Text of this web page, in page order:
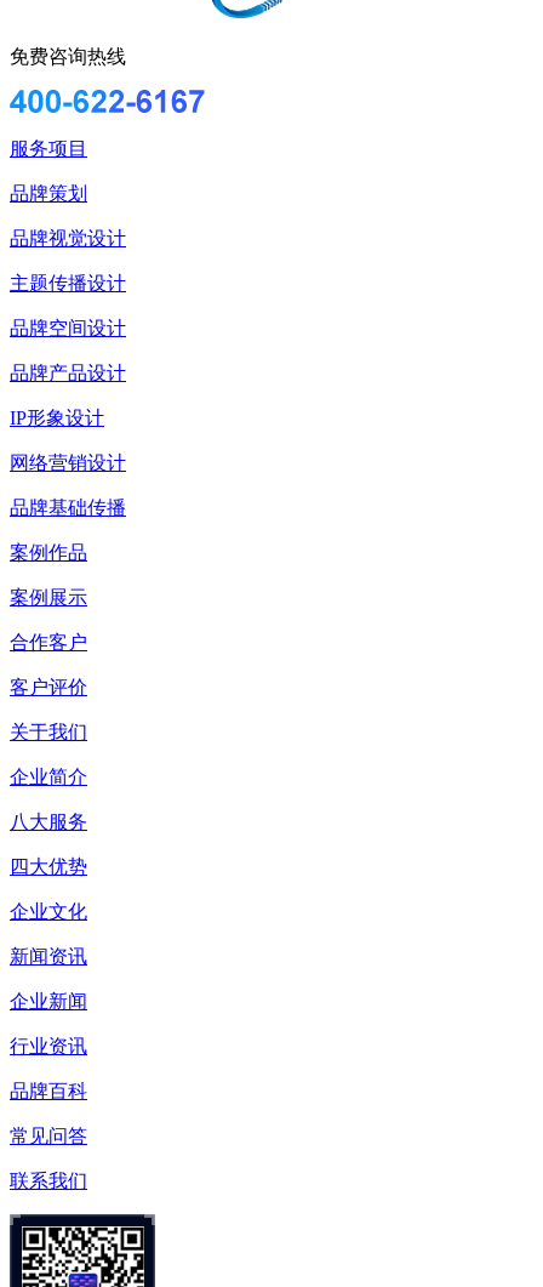
免费咨询热线
服务项目
品牌策划
品牌视觉设计
主题传播设计
品牌空间设计
品牌产品设计
IP形象设计
网络营销设计
品牌基础传播
案例作品
案例展示
合作客户
客户评价
关于我们
企业简介
八大服务
四大优势
企业文化
新闻资讯
企业新闻
行业资讯
品牌百科
常见问答
联系我们